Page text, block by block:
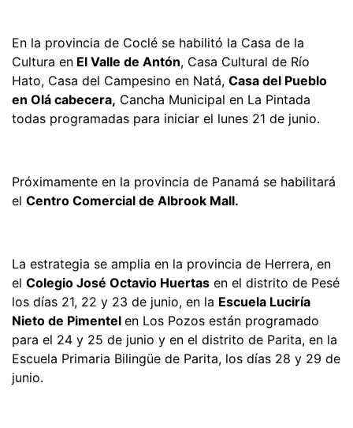
En la provincia de Coclé se habilitó la Casa de la
Cultura en El Valle de Antón, Casa Cultural de Río
Hato, Casa del Campesino en Natá, Casa del Pueblo
en Olá cabecera, Cancha Municipal en La Pintada
todas programadas para iniciar el lunes 21 de junio.
Próximamente en la provincia de Panamá se habilitará
el Centro Comercial de Albrook Mall.
La estrategia se amplia en la provincia de Herrera, en
el Colegio José Octavio Huertas en el distrito de Pesé
los días 21, 22 y 23 de junio, en la Escuela Luciría
Nieto de Pimentel en Los Pozos están programado
para el 24 y 25 de junio y en el distrito de Parita, en la
Escuela Primaria Bilingüe de Parita, los días 28 y 29 de
junio.